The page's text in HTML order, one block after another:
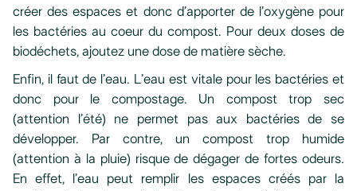
créer des espaces et donc d’apporter de l’oxygène pour
les bactéries au coeur du compost. Pour deux doses de
biodéchets, ajoutez une dose de matière sèche.
Enfin, il faut de l’eau. L’eau est vitale pour les bactéries et
donc pour le compostage. Un compost trop sec
(attention l’été) ne permet pas aux bactéries de se
développer. Par contre, un compost trop humide
(attention à la pluie) risque de dégager de fortes odeurs.
En effet, l’eau peut remplir les espaces créés par la